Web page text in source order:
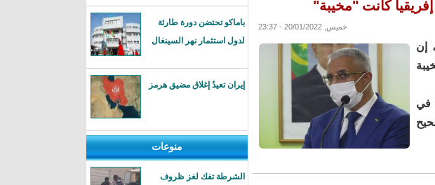
كانت "مخيبة"
خميس, 20/01/2022 - 23:37
إن
في
باماكو تحتضن دورة طارئة
لدول استثمار نهر السينغال
إيران تعيدُ إغلاق مضيق هرمز
منوعات
الشرطة تفك لغز ظروف